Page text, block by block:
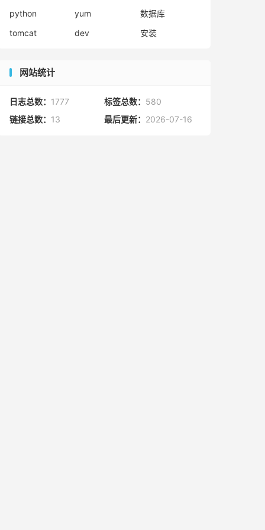
python yum
数据库
tomcat
dev 安装
网站统计
日志总数： 1777 标签总数： 580
链接总数： 13 最后更新： 2026-07-16